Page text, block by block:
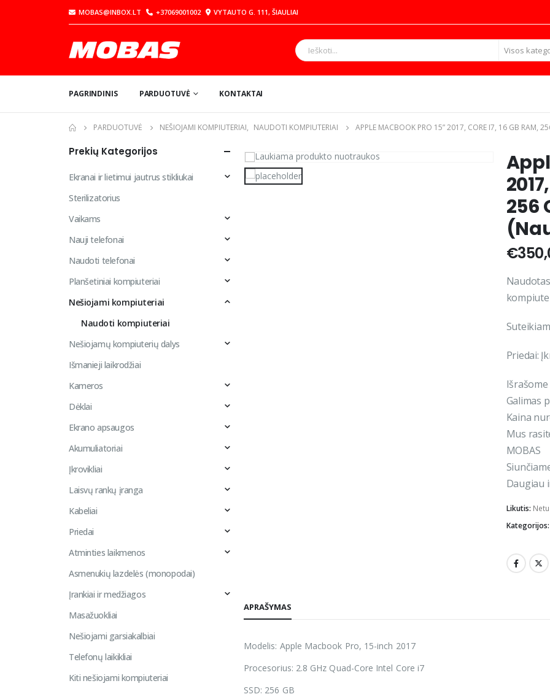
MOBAS@INBOX.LT +37069001002 VYTAUTO G. 111, ŠIAULIAI
Visos
PAGRINDINIS PARDUOTUVĖ KONTAKTAI
PARDUOTUVĖ NEŠIOJAMI KOMPIUTERIAI, NAUDOTI KOMPIUTERIAI APPLE MACBOOK PRO 15” 2017, CORE I7, 16 GB RAM,
256
€
Priedai:
Galimas
Kaina
Mus
MOBAS
Daugiau
Likutis:
APRAŠYMAS
Modelis: Apple Macbook Pro, 15-inch 2017
Procesorius: 2.8 GHz Quad-Core Intel Core i7
SSD: 256 GB
Prekių Kategorijos
Ekranai ir lietimui jautrus stikliukai
Sterilizatorius
Vaikams
Nauji telefonai
Naudoti telefonai
Planšetiniai kompiuteriai
Nešiojami kompiuteriai
Naudoti kompiuteriai
Nešiojamų kompiuterių dalys
Išmanieji laikrodžiai
Kameros
Dėklai
Ekrano apsaugos
Akumuliatoriai
Įkrovikliai
Laisvų rankų įranga
Kabeliai
Priedai
Atminties laikmenos
Asmenukių lazdelės (monopodai)
Įrankiai ir medžiagos
Masažuokliai
Nešiojami garsiakalbiai
Telefonų laikikliai
Kiti nešiojami kompiuteriai